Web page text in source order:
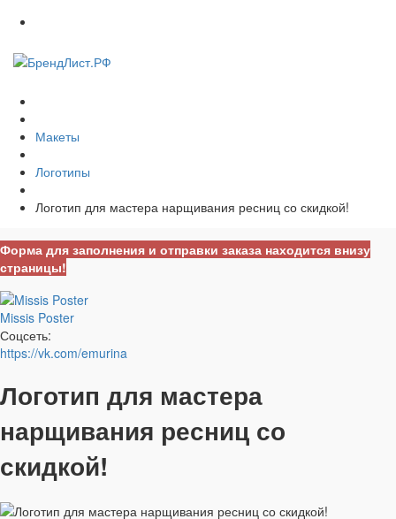
Макеты
Логотипы
Логотип для мастера нарщивания ресниц со скидкой!
Форма для заполнения и отправки заказа находится внизу
страницы!
Missis Poster
Соцсеть:
https://vk.com/emurina
Логотип для мастера
нарщивания ресниц со
скидкой!